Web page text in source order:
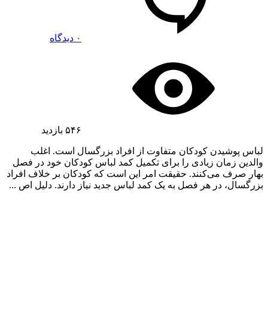
۰ دیدگاه
۵۴۶ بازدید
لباس پوشیدن کودکان متفاوت از افراد بزرگسال است. اغلب
والدین زمان زیادی را برای تکمیل کمد لباس کودکان خود در فصل
بهار صرف می‌کنند. حقیقت امر این است که کودکان بر خلاف افراد
بزرگسال، در هر فصل به یک کمد لباس جدید نیاز دارند. دلیل اص ...